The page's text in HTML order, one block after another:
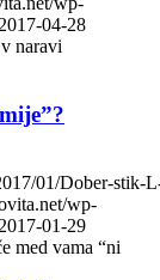
2017-04-28
naravi
01/Dober-stik-
wp-
2017-01-29
med vama “ni